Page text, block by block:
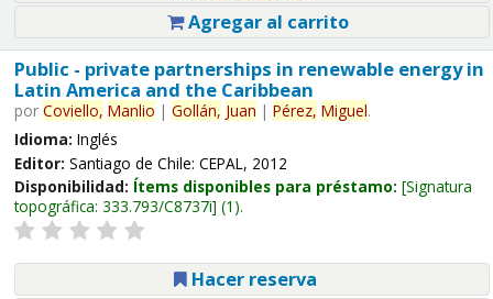
Agregar al carrito
Public - private partnerships in renewable energy in
Latin America and the Caribbean
por Coviello, Manlio | Gollán, Juan | Pérez, Miguel.
Idioma: Inglés
Editor: Santiago de Chile: CEPAL, 2012
Disponibilidad: Ítems disponibles para préstamo: Signatura
topográfica: 333.793/C8737i (1).
Hacer reserva